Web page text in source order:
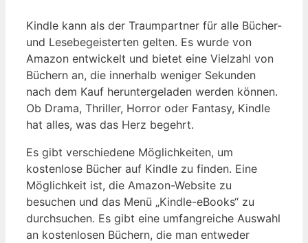
Kindle kann als der Traumpartner für alle Bücher-
und Lesebegeisterten gelten. Es wurde von
Amazon entwickelt und bietet eine Vielzahl von
Büchern an, die innerhalb weniger Sekunden
nach dem Kauf heruntergeladen werden können.
Ob Drama, Thriller, Horror oder Fantasy, Kindle
hat alles, was das Herz begehrt.
Es gibt verschiedene Möglichkeiten, um
kostenlose Bücher auf Kindle zu finden. Eine
Möglichkeit ist, die Amazon-Website zu
besuchen und das Menü „Kindle-eBooks“ zu
durchsuchen. Es gibt eine umfangreiche Auswahl
an kostenlosen Büchern, die man entweder